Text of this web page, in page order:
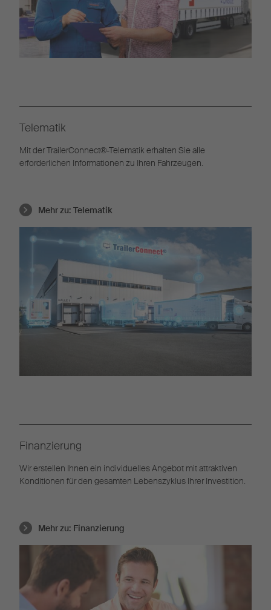
Telematik
Mit der TrailerConnect®-Telematik erhalten Sie alle
erforderlichen Informationen zu Ihren Fahrzeugen.
Mehr zu: Telematik
Finanzierung
Wir erstellen Ihnen ein individuelles Angebot mit attraktiven
Konditionen für den gesamten Lebenszyklus Ihrer Investition.
Mehr zu: Finanzierung